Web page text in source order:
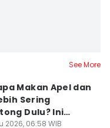
See More
Makan Apel dan
Sering
Dulu? Ini
2026, 06:58 WIB